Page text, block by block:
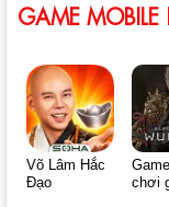
GAME MOBILE
Võ Lâm Hắc
Đạo
chơi